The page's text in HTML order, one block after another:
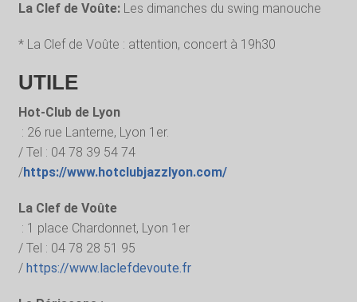
La Clef de Voûte: Les dimanches du swing manouche
* La Clef de Voûte : attention, concert à 19h30
UTILE
Hot-Club de Lyon
: 26 rue Lanterne, Lyon 1er.
/ Tel : 04 78 39 54 74
/https://www.hotclubjazzlyon.com/
La Clef de Voûte
: 1 place Chardonnet, Lyon 1er
/ Tel : 04 78 28 51 95
/ https://www.laclefdevoute.fr